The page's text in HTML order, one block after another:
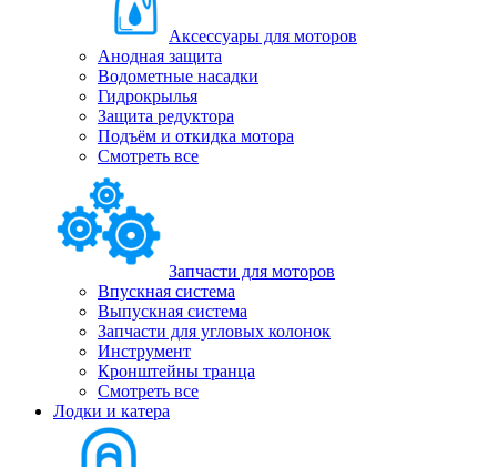
Аксессуары для моторов
Анодная защита
Водометные насадки
Гидрокрылья
Защита редуктора
Подъём и откидка мотора
Смотреть все
Запчасти для моторов
Впускная система
Выпускная система
Запчасти для угловых колонок
Инструмент
Кронштейны транца
Смотреть все
Лодки и катера